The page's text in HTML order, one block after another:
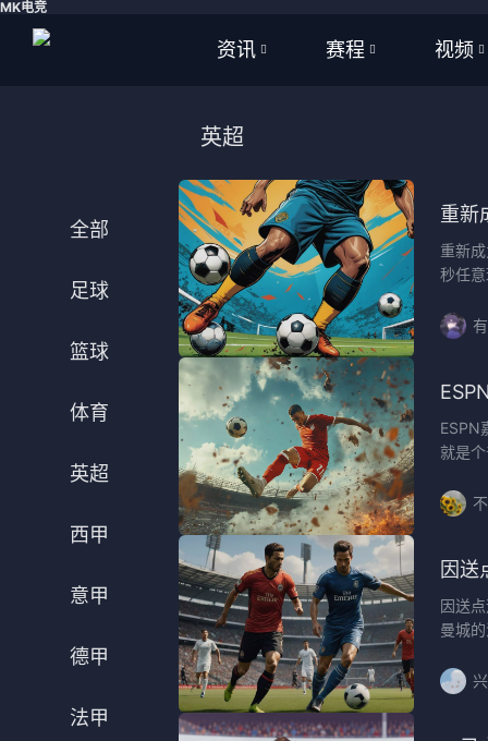
MK电竞
资讯
篮球
体育
英超
西甲
意甲
德甲
法甲
中超
欧冠
NBA
CBA
赛程
篮球
NBA
CBA
WNBA
英超
西甲
意甲
德甲
法甲
视频
篮球
全部
足球
篮球
体育
英超
西甲
意甲
德甲
法甲
英超
重新
重新
秒任
ESPN
就是
因送
因送
曼城